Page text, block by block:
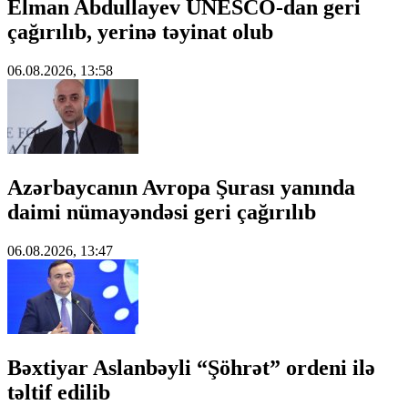
Elman Abdullayev UNESCO-dan geri
çağırılıb, yerinə təyinat olub
06.08.2026, 13:58
Azərbaycanın Avropa Şurası yanında
daimi nümayəndəsi geri çağırılıb
06.08.2026, 13:47
Bəxtiyar Aslanbəyli “Şöhrət” ordeni ilə
təltif edilib